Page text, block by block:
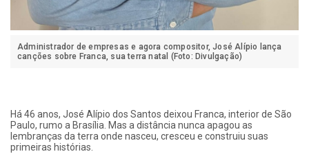
Administrador de empresas e agora compositor, José Alípio lança
canções sobre Franca, sua terra natal (Foto: Divulgação)
Há 46 anos, José Alípio dos Santos deixou Franca, interior de São
Paulo, rumo a Brasília. Mas a distância nunca apagou as
lembranças da terra onde nasceu, cresceu e construiu suas
primeiras histórias.